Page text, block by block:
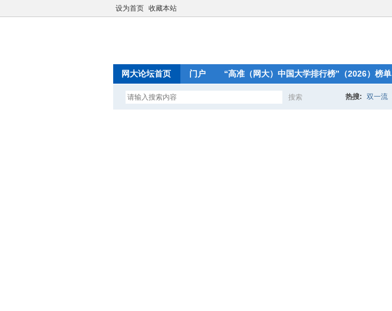
设为首页 收藏本站
网大论坛首页 门户 “高准（网大）中国大学排行榜”（2026）榜单
搜索 热搜: 双一流